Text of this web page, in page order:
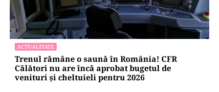
NECONVENTIONAL
FrikiPedia: răzbunarea electrocasnicelor.
Românii îl atacă pe Bolojan cu fierul de călcat
EXCLUSIV
EXCLUSIV